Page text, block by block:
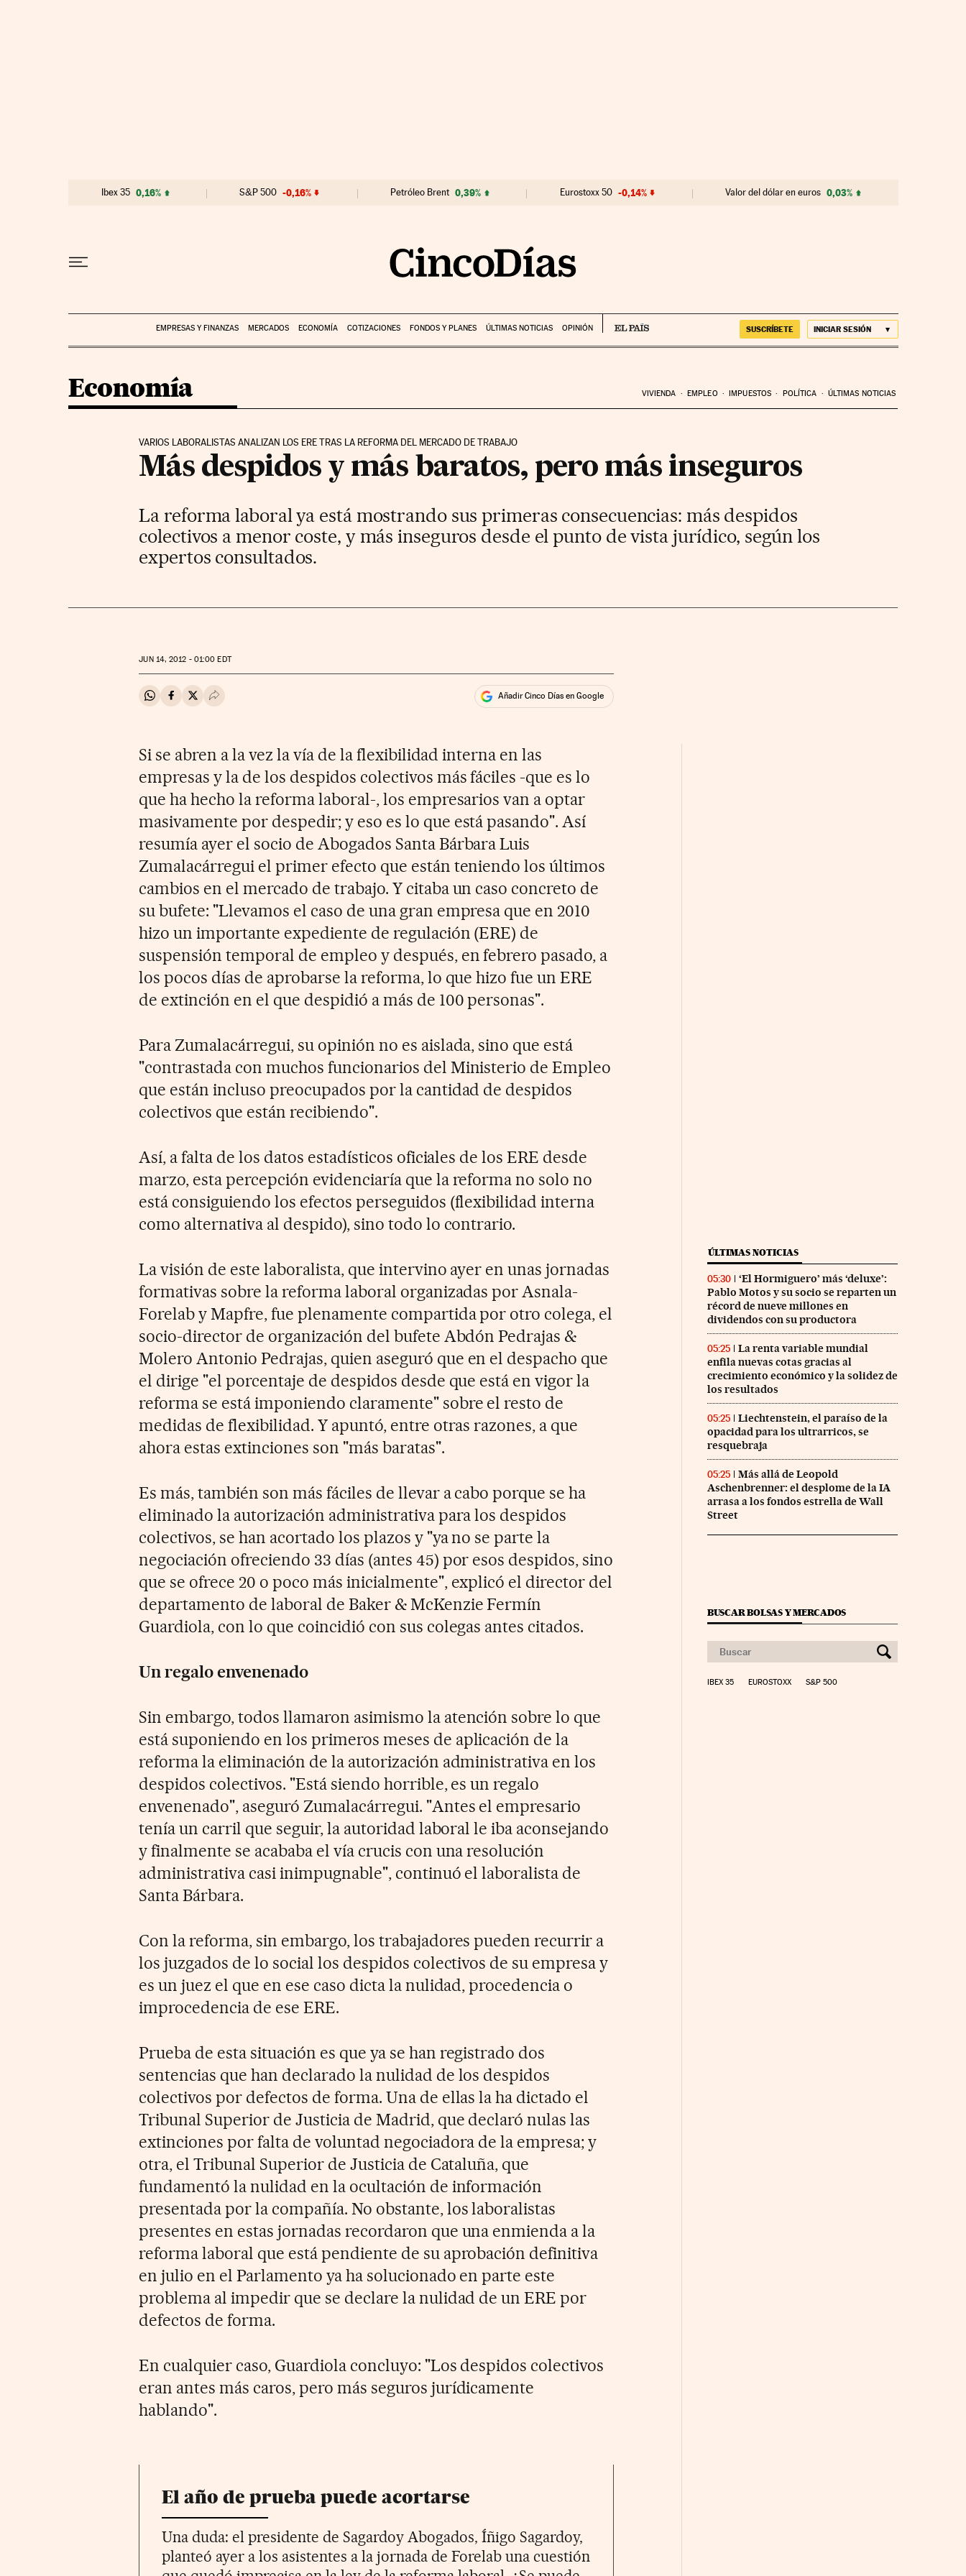
Ibex 35 0,16% S&P 500 -0,16% Petróleo Brent 0,39% Eurostoxx 50 -0,14% Valor del dólar en euros 0,03%
EMPRESAS Y FINANZAS MERCADOS ECONOMÍA COTIZACIONES FONDOS Y PLANES ÚLTIMAS NOTICIAS OPINIÓN SUSCRÍBETE INICIAR SESIÓN
Economía VIVIENDA EMPLEO IMPUESTOS POLÍTICA ÚLTIMAS NOTICIAS
VARIOS LABORALISTAS ANALIZAN LOS ERE TRAS LA REFORMA DEL MERCADO DE TRABAJO
Más despidos y más baratos, pero más inseguros
La reforma laboral ya está mostrando sus primeras consecuencias: más despidos
colectivos a menor coste, y más inseguros desde el punto de vista jurídico, según los
expertos consultados.
JUN14, 2012 - 01:00 EDT
Compartir en Whatsapp
Compartir en Facebook
Compartir en Twitter
Desplegar Redes Sociales Añadir Cinco Días en Google
Si se abren a la vez la vía de la flexibilidad interna en las
empresas y la de los despidos colectivos más fáciles -que es lo
que ha hecho la reforma laboral-, los empresarios van a optar
masivamente por despedir; y eso es lo que está pasando". Así
resumía ayer el socio de Abogados Santa Bárbara Luis
Zumalacárregui el primer efecto que están teniendo los últimos
cambios en el mercado de trabajo. Y citaba un caso concreto de
su bufete: "Llevamos el caso de una gran empresa que en 2010
hizo un importante expediente de regulación (ERE) de
suspensión temporal de empleo y después, en febrero pasado, a
los pocos días de aprobarse la reforma, lo que hizo fue un ERE
de extinción en el que despidió a más de 100 personas".
Para Zumalacárregui, su opinión no es aislada, sino que está
"contrastada con muchos funcionarios del Ministerio de Empleo
que están incluso preocupados por la cantidad de despidos
colectivos que están recibiendo".
Así, a falta de los datos estadísticos oficiales de los ERE desde
marzo, esta percepción evidenciaría que la reforma no solo no
está consiguiendo los efectos perseguidos (flexibilidad interna
como alternativa al despido), sino todo lo contrario.
La visión de este laboralista, que intervino ayer en unas jornadas
formativas sobre la reforma laboral organizadas por Asnala-
Forelab y Mapfre, fue plenamente compartida por otro colega, el
socio-director de organización del bufete Abdón Pedrajas &
Molero Antonio Pedrajas, quien aseguró que en el despacho que
el dirige "el porcentaje de despidos desde que está en vigor la
reforma se está imponiendo claramente" sobre el resto de
medidas de flexibilidad. Y apuntó, entre otras razones, a que
ahora estas extinciones son "más baratas".
Es más, también son más fáciles de llevar a cabo porque se ha
eliminado la autorización administrativa para los despidos
colectivos, se han acortado los plazos y "ya no se parte la
negociación ofreciendo 33 días (antes 45) por esos despidos, sino
que se ofrece 20 o poco más inicialmente", explicó el director del
departamento de laboral de Baker & McKenzie Fermín
Guardiola, con lo que coincidió con sus colegas antes citados.
Un regalo envenenado
Sin embargo, todos llamaron asimismo la atención sobre lo que
está suponiendo en los primeros meses de aplicación de la
reforma la eliminación de la autorización administrativa en los
despidos colectivos. "Está siendo horrible, es un regalo
envenenado", aseguró Zumalacárregui. "Antes el empresario
tenía un carril que seguir, la autoridad laboral le iba aconsejando
y finalmente se acababa el vía crucis con una resolución
administrativa casi inimpugnable", continuó el laboralista de
Santa Bárbara.
Con la reforma, sin embargo, los trabajadores pueden recurrir a
los juzgados de lo social los despidos colectivos de su empresa y
es un juez el que en ese caso dicta la nulidad, procedencia o
improcedencia de ese ERE.
Prueba de esta situación es que ya se han registrado dos
sentencias que han declarado la nulidad de los despidos
colectivos por defectos de forma. Una de ellas la ha dictado el
Tribunal Superior de Justicia de Madrid, que declaró nulas las
extinciones por falta de voluntad negociadora de la empresa; y
otra, el Tribunal Superior de Justicia de Cataluña, que
fundamentó la nulidad en la ocultación de información
presentada por la compañía. No obstante, los laboralistas
presentes en estas jornadas recordaron que una enmienda a la
reforma laboral que está pendiente de su aprobación definitiva
en julio en el Parlamento ya ha solucionado en parte este
problema al impedir que se declare la nulidad de un ERE por
defectos de forma.
En cualquier caso, Guardiola concluyo: "Los despidos colectivos
eran antes más caros, pero más seguros jurídicamente
hablando".
El año de prueba puede acortarse
Una duda: el presidente de Sagardoy Abogados, Íñigo Sagardoy,
planteó ayer a los asistentes a la jornada de Forelab una cuestión
ÚLTIMAS NOTICIAS
05:30
‘El Hormiguero’ más ‘deluxe’:
Pablo Motos y su socio se reparten un
récord de nueve millones en
dividendos con su productora
05:25
La renta variable mundial
enfila nuevas cotas gracias al
crecimiento económico y la solidez de
los resultados
05:25
Liechtenstein, el paraíso de la
opacidad para los ultrarricos, se
resquebraja
05:25
Más allá de Leopold
Aschenbrenner: el desplome de la IA
arrasa a los fondos estrella de Wall
Street
BUSCAR BOLSAS Y MERCADOS
IBEX 35 EUROSTOXX S&P 500